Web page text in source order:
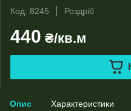
Код: 8245
Роздріб
440 ₴/кв.м
Опис Характеристики